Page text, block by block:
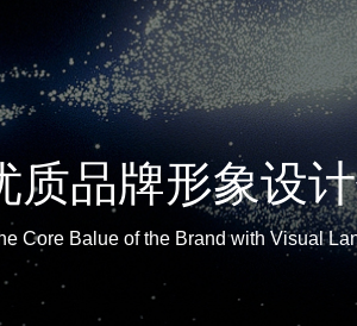
质品牌形象设
Core Balue of the Brand with Visual